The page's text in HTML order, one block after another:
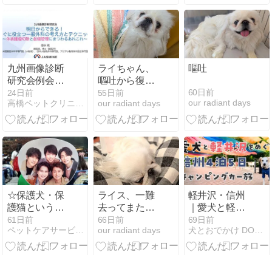
九州画像診断
研究会例会に
参加
24日前
高橋ペットクリニック ブログ
ライちゃん、
嘔吐から復活
まで
55日前
our radiant days
嘔吐
60日前
our radiant days
☆保護犬・保
護猫という選
択肢☆
61日前
ペットケアサービス*Happiness~家族の為に出来る事
ライス、一難
去ってまた一
難…
66日前
our radiant days
軽井沢・信州
｜愛犬と軽井
沢をめぐる信
州4泊5日キャ
ンピングカー
69日前
犬とおでかけ DOGGY GO OUT ドギゴー